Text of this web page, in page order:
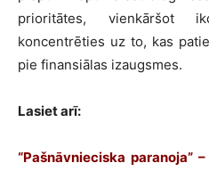
prioritātes, vienkāršot
koncentrēties uz to, kas
pie finansiālas izaugsmes.
Lasiet arī:
“Pašnāvnieciska paranoja”